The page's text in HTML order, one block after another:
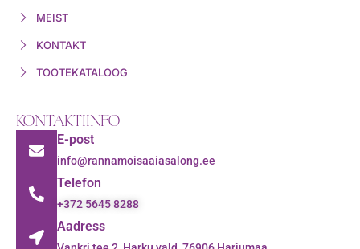
MEIST
KONTAKT
TOOTEKATALOOG
KONTAKTIINFO
E-post
info@rannamoisaaiasalong.ee
Telefon
+372 5645 8288
Aadress